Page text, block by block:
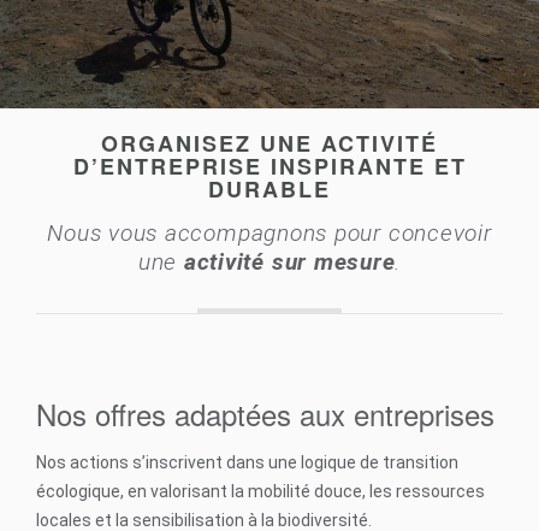
ORGANISEZ UNE ACTIVITÉ
D’ENTREPRISE INSPIRANTE ET
DURABLE
Nous vous accompagnons pour concevoir
une activité sur mesure.
Nos offres adaptées aux entreprises
Nos actions s’inscrivent dans une logique de transition
écologique, en valorisant la mobilité douce, les ressources
locales et la sensibilisation à la biodiversité.